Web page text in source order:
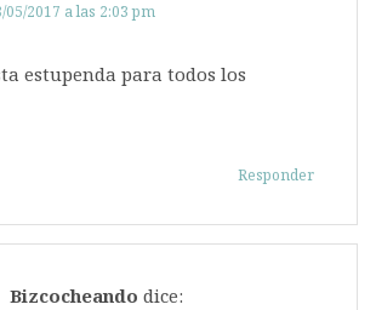
05/2017 a las 2:03 pm
estupenda para todos los
Responder
Bizcocheando dice: